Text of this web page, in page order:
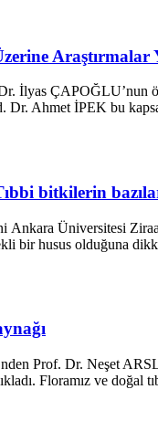
Araştırmalar
İlyas ÇAPOĞLU’nun
Dr. Ahmet İPEK bu
bitkilerin
Ankara Üniversitesi
bir husus olduğuna
Prof. Dr. Neşet
Floramız ve